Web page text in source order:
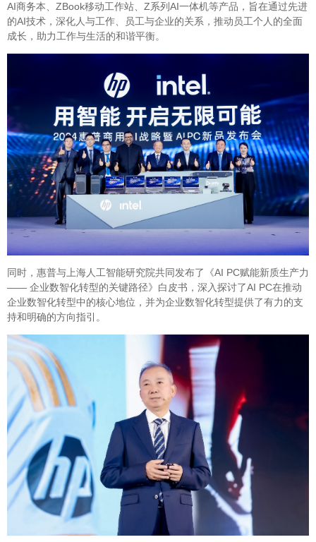
AI商务本、ZBook移动工作站、Z系列AI一体机等产品，旨在通过先进
的AI技术，深化人与工作、员工与企业的关系，推动员工个人的全面
成长，助力工作与生活的和谐平衡。
同时，惠普与上海人工智能研究院共同发布了《AI PC赋能新质生产力
—— 企业数智化转型的关键路径》白皮书，深入探讨了AI PC在推动
企业数智化转型中的核心地位，并为企业数智化转型提供了有力的支
持和明确的方向指引。